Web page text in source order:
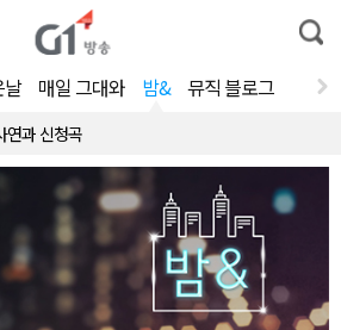
통
합
날 매일 그대와 밤& 뮤직 블로그
연과 신청곡